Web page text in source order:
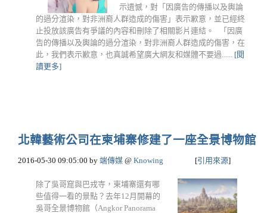
示遺憾，對「因廣告的傳播以及輿論
的過分渲染，對非洲裔人群造成的傷害」表示歉意，並已經終
止投放該廣告有爭議的內容和刪除了相關影片連結。 「因廣
告的傳播以及輿論的過分渲染，對非洲裔人群造成的傷害，在
此，我們表示歉意，也真誠希望廣大網友和媒體不要過...... [閱
讀更多]
北韓藝術公司在柬埔寨修建了一座全景博物館
2016-05-30 09:05:00 by 端傳媒 @ Knowing [引用來源]
除了吳哥窟與巴戎寺，柬埔寨還有哪
些值得一看的景點？去年12月開幕的
吳哥全景博物館（Angkor Panorama